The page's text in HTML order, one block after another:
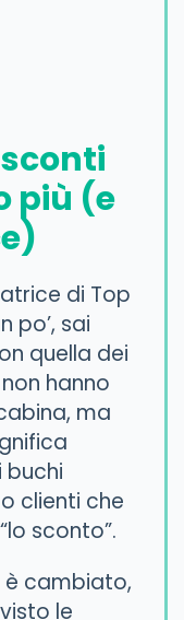
più (e
di Top
po’, sai
quella dei
hanno
ma
buchi
clienti che
sconto”.
è cambiato,
le